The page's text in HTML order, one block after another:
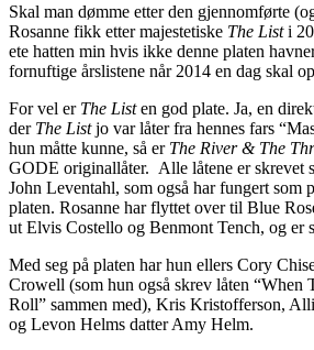
Skal man dømme etter den gjennomførte
Rosanne fikk etter majestetiske The Listi
ete hatten min hvis ikke denne platen
fornuftige årslistene når 2014 en dag skal
For vel er The Listen god plate. Ja, en
der The Listjo var låter fra hennes fars
hun måtte kunne, så er The River & The
GODE originallåter. Alle låtene er skrevet
John Leventahl, som også har fungert som
platen. Rosanne har flyttet over til Blue
ut Elvis Costello og Benmont Tench, og er
Med seg på platen har hun ellers Cory
Crowell (som hun også skrev låten “When
Roll” sammen med), Kris Kristofferson,
og Levon Helms datter Amy Helm.